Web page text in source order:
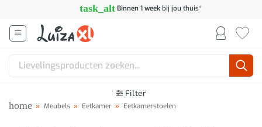
inhoud
task_alt Binnen 1 weekbij jou thuis*
Zoeken
Filter
home » Meubels » Eetkamer » Eetkamerstoelen